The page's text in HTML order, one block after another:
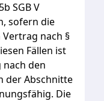
SGBV
sofern die
Vertrag nach §
Fällen ist
nach den
derAbschnitte
Die